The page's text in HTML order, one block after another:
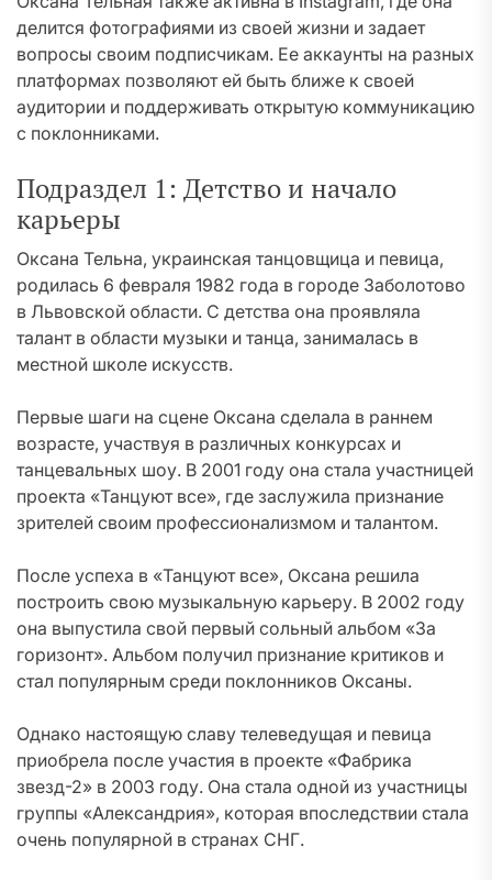
делится фотографиями из своей жизни и задает
вопросы своим подписчикам. Ее аккаунты на разных
платформах позволяют ей быть ближе к своей
аудитории и поддерживать открытую коммуникацию
с поклонниками.
Подраздел 1: Детство и начало
карьеры
Оксана Тельна, украинская танцовщица и певица,
родилась 6 февраля 1982 года в городе Заболотово
в Львовской области. С детства она проявляла
талант в области музыки и танца, занималась в
местной школе искусств.
Первые шаги на сцене Оксана сделала в раннем
возрасте, участвуя в различных конкурсах и
танцевальных шоу. В 2001 году она стала участницей
проекта «Танцуют все», где заслужила признание
зрителей своим профессионализмом и талантом.
После успеха в «Танцуют все», Оксана решила
построить свою музыкальную карьеру. В 2002 году
она выпустила свой первый сольный альбом «За
горизонт». Альбом получил признание критиков и
стал популярным среди поклонников Оксаны.
Однако настоящую славу телеведущая и певица
приобрела после участия в проекте «Фабрика
звезд-2» в 2003 году. Она стала одной из участницы
группы «Александрия», которая впоследствии стала
очень популярной в странах СНГ.